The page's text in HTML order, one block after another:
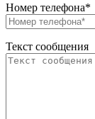
Номер телефона*
Текст сообщения